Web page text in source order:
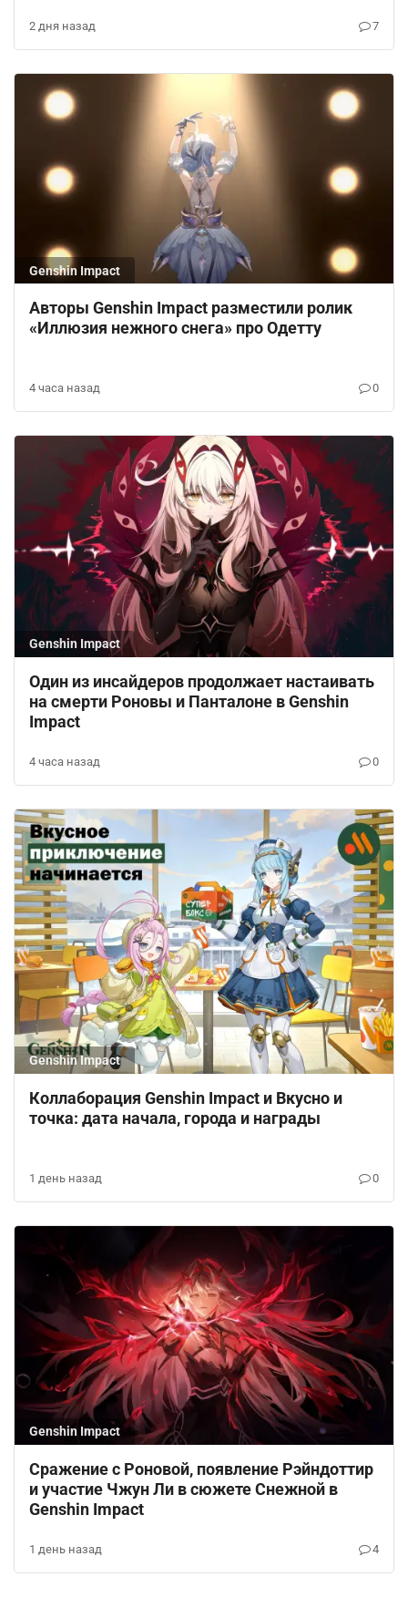
2 дня назад 7
Genshin Impact
Авторы Genshin Impact разместили ролик
«Иллюзия нежного снега» про Одетту
4 часа назад 0
Genshin Impact
Один из инсайдеров продолжает настаивать
на смерти Роновы и Панталоне в Genshin
Impact
4 часа назад 0
Genshin Impact
Коллаборация Genshin Impact и Вкусно и
точка: дата начала, города и награды
1 день назад 0
Genshin Impact
Сражение с Роновой, появление Рэйндоттир
и участие Чжун Ли в сюжете Снежной в
Genshin Impact
1 день назад 4